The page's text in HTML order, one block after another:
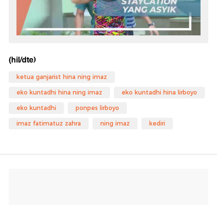
(hil/dte)
ketua ganjarist hina ning imaz
eko kuntadhi hina ning imaz eko kuntadhi hina lirboyo
eko kuntadhi ponpes lirboyo
imaz fatimatuz zahra ning imaz kediri